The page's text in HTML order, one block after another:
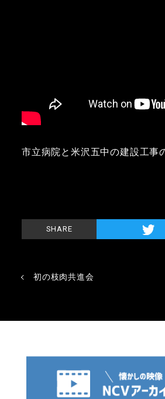
市立病院と米沢五中の建設工事
SHARE
初の枝肉共進会